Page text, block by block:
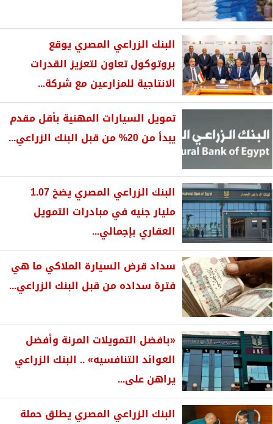
البنك الزراعي المصري يوقع
بروتوكول تعاون لتعزيز القدرات
الانتاجية للمزارعين مع شركة...
تمويل السيارات المهنية بأقل مقدم
يبدأ من 20% من قبل البنك الزراعي...
البنك الزراعي المصري يضخ 1.07
مليار جنيه في مبادرات التمويل
العقاري بإجمالي...
سداد قرض السيارة الملاكي ما هي
فترة سداده من قبل البنك الزراعي...
«بافضل التمويلات المرنة وأفضل
العوائد التنافسيه» .. البنك الزراعي
يراهن على...
البنك الزراعي المصري يطلق حملة